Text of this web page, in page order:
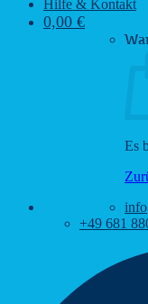
Hilfe & Kontakt
0,00 €
Es
+49 681